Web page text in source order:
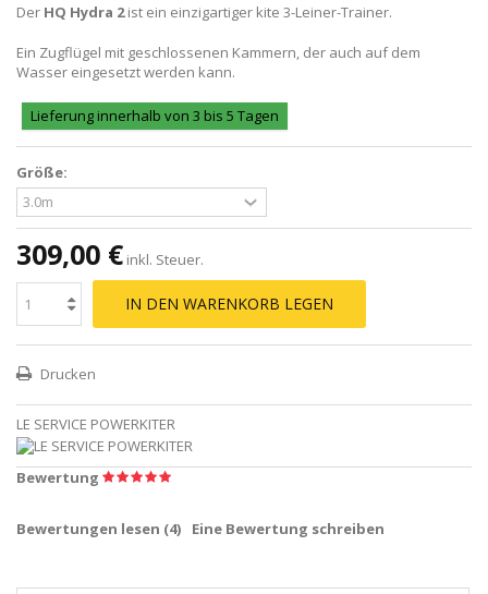
Der HQ Hydra 2ist ein einzigartiger kite 3-Leiner-Trainer.
Ein Zugflügel mit geschlossenen Kammern, der auch auf dem
Wasser eingesetzt werden kann.
Lieferung innerhalb von 3 bis 5 Tagen
Größe:
309,00 € inkl. Steuer.
IN DEN WARENKORB LEGEN
Drucken
LE SERVICE POWERKITER
Bewertung
Bewertungen lesen (4) Eine Bewertung schreiben